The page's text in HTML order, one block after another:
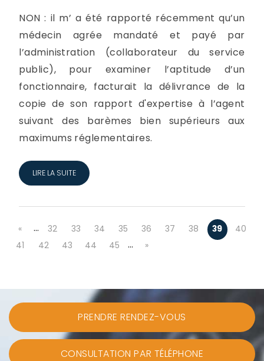
NON : il m’ a été rapporté récemment qu’un
médecin agrée mandaté et payé par
l’administration (collaborateur du service
public), pour examiner l’aptitude d’un
fonctionnaire, facturait la délivrance de la
copie de son rapport d'expertise à l’agent
suivant des barèmes bien supérieurs aux
maximums réglementaires.
LIRE LA SUITE
« … 32 33 34 35 36 37 38 39
40
41
42 43 44 45 … »
PRENDRE RENDEZ-VOUS
CONSULTATION PAR TÉLÉPHONE